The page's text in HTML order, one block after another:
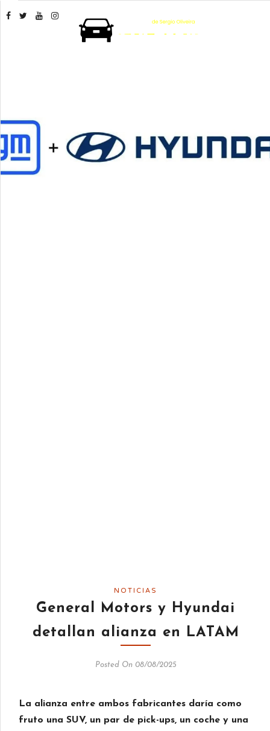
NOTICIAS
General Motors y Hyundai
detallan alianza en LATAM
Posted On 08/08/2025
La alianza entre ambos fabricantes daría como
fruto una SUV, un par de pick-ups, un coche y una